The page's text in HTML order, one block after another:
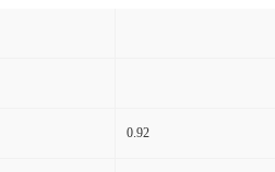
0.92